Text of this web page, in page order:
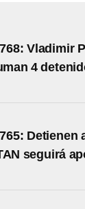
Vladimir
4
seguirá